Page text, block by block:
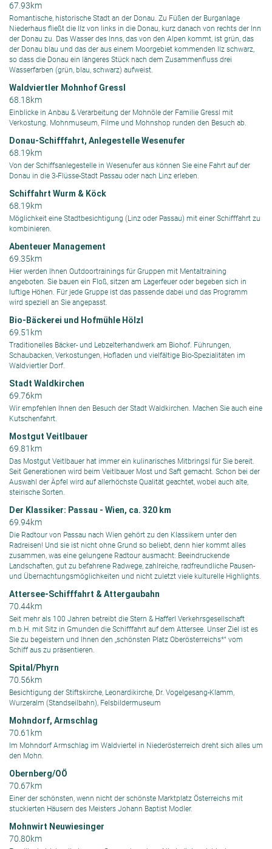
67.93km
Romantische, historische Stadt an der Donau. Zu Füßen der Burganlage
Niederhaus fließt die Ilz von links in die Donau, kurz danach von rechts der Inn
der Donau zu. Das Wasser des Inns, das von den Alpen kommt, ist grün, das
der Donau blau und das der aus einem Moorgebiet kommenden Ilz schwarz,
so dass die Donau ein längeres Stück nach dem Zusammenfluss drei
Wasserfarben (grün, blau, schwarz) aufweist.
Waldviertler Mohnhof Gressl
68.18km
Einblicke in Anbau & Verarbeitung der Mohnöle der Familie Gressl mit
Verkostung. Mohnmuseum, Filme und Mohnshop runden den Besuch ab.
Donau-Schifffahrt, Anlegestelle Wesenufer
68.19km
Von der Schiffsanlegestelle in Wesenufer aus können Sie eine Fahrt auf der
Donau in die 3-Flüsse-Stadt Passau oder nach Linz erleben.
Schiffahrt Wurm & Köck
68.19km
Möglichkeit eine Stadtbesichtigung (Linz oder Passau) mit einer Schifffahrt zu
kombinieren.
Abenteuer Management
69.35km
Hier werden Ihnen Outdoortrainings für Gruppen mit Mentaltraining
angeboten. Sie bauen ein Floß, sitzen am Lagerfeuer oder begeben sich in
luftige Höhen. Für jede Gruppe ist das passende dabei und das Programm
wird speziell an Sie angepasst.
Bio-Bäckerei und Hofmühle Hölzl
69.51km
Traditionelles Bäcker- und Lebzelterhandwerk am Biohof. Führungen,
Schaubacken, Verkostungen, Hofladen und vielfältige Bio-Spezialitäten im
Waldviertler Dorf.
Stadt Waldkirchen
69.76km
Wir empfehlen Ihnen den Besuch der Stadt Waldkirchen. Machen Sie auch eine
Kutschenfahrt.
Mostgut Veitlbauer
69.81km
Das Mostgut Veitlbauer hat immer ein kulinarisches Mitbringsl für Sie bereit.
Seit Generationen wird beim Veitlbauer Most und Saft gemacht. Schon bei der
Auswahl der Äpfel wird auf allerhöchste Qualität geachtet, wobei auch alte,
steirische Sorten.
Der Klassiker: Passau - Wien, ca. 320 km
69.94km
Die Radtour von Passau nach Wien gehört zu den Klassikern unter den
Radreisen! Und sie ist nicht ohne Grund so beliebt, denn hier kommt alles
zusammen, was eine gelungene Radtour ausmacht: Beeindruckende
Landschaften, gut zu befahrene Radwege, zahlreiche, radfreundliche Pausen-
und Übernachtungsmöglichkeiten und nicht zuletzt viele kulturelle Highlights.
Attersee-Schifffahrt & Attergaubahn
70.44km
Seit mehr als 100 Jahren betreibt die Stern & Hafferl Verkehrsgesellschaft
m.b.H. mit Sitz in Gmunden die Schifffahrt auf dem Attersee. Unser Ziel ist es
Sie zu begeistern und Ihnen den „schönsten Platz Oberösterreichs*“ vom
Schiff aus zu präsentieren.
Spital/Phyrn
70.56km
Besichtigung der Stiftskirche, Leonardikirche, Dr. Vogelgesang-Klamm,
Wurzeralm (Standseilbahn), Felsbildermuseum
Mohndorf, Armschlag
70.61km
Im Mohndorf Armschlag im Waldviertel in Niederösterreich dreht sich alles um
den Mohn.
Obernberg/OÖ
70.67km
Einer der schönsten, wenn nicht der schönste Marktplatz Österreichs mit
stuckierten Häusern des Meisters Johann Baptist Modler.
Mohnwirt Neuwiesinger
70.80km